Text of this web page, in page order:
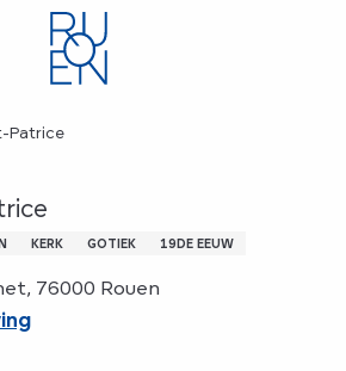
Patrice
KERK GOTIEK 19DE EEUW
76000 Rouen